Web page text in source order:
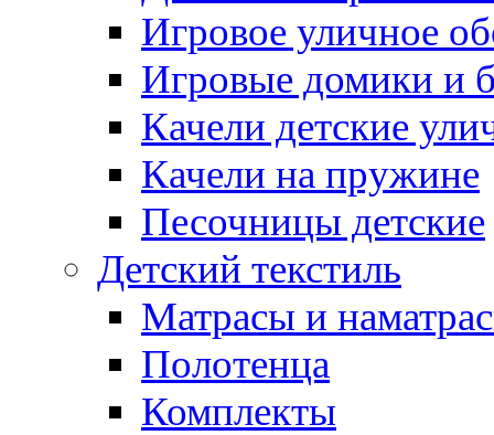
Игровое уличное
Игровые домики и
Качели детские
Качели на пружине
Песочницы детские
Детский текстиль
Матрасы и
Полотенца
Комплекты